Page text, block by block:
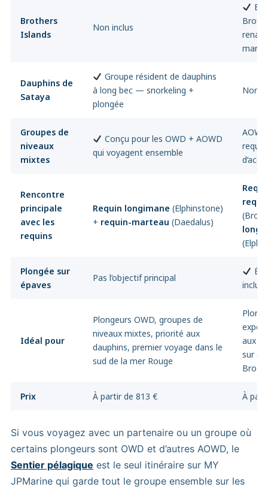
Brothers
Islands
Non inclus
Dauphins de
Sataya
Groupe résident de dauphins
à long bec — snorkeling +
plongée
Non
Groupes de
niveaux
mixtes
Conçu pour les OWD + AOWD
qui voyagent ensemble
Rencontre
principale
avec les
requins
Requin longimane (Elphinstone)
+ requin-marteau (Daedalus)
Plongée sur
épaves
Pas l’objectif principal
Idéal pour
Plongeurs OWD, groupes de
niveaux mixtes, priorité aux
dauphins, premier voyage dans le
sud de la mer Rouge
aux
sur
Prix À partir de 813 € À
Si vous voyagez avec un partenaire ou un groupe où
certains plongeurs sont OWD et d’autres AOWD, le
Sentier pélagique est le seul itinéraire sur MY
JPMarine qui garde tout le groupe ensemble sur les